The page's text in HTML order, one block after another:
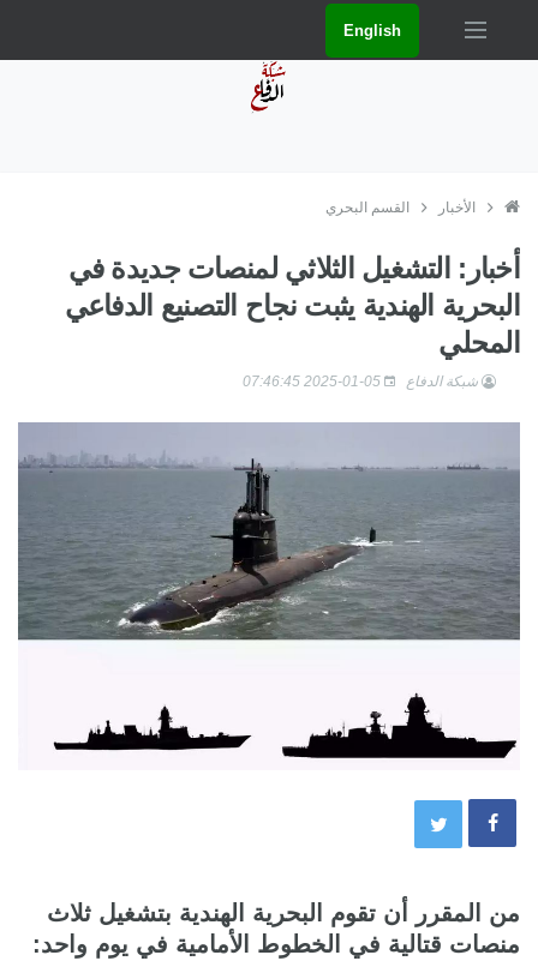
English
الأخبار القسم البحري
أخبار: التشغيل الثلاثي لمنصات جديدة في
البحرية الهندية يثبت نجاح التصنيع الدفاعي
المحلي
شبكة الدفاع
من المقرر أن تقوم البحرية الهندية بتشغيل ثلاث
منصات قتالية في الخطوط الأمامية في يوم واحد: